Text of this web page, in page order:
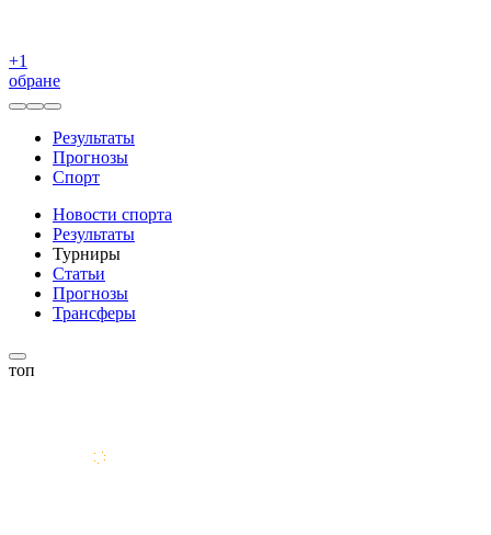
+1
обране
Результаты
Прогнозы
Спорт
Новости спорта
Результаты
Турниры
Статьи
Прогнозы
Трансферы
топ